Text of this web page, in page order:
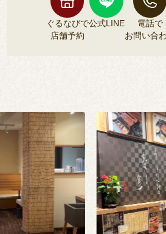
ぐるなびで
店舗予約
公式LINE
電話で
お問い合